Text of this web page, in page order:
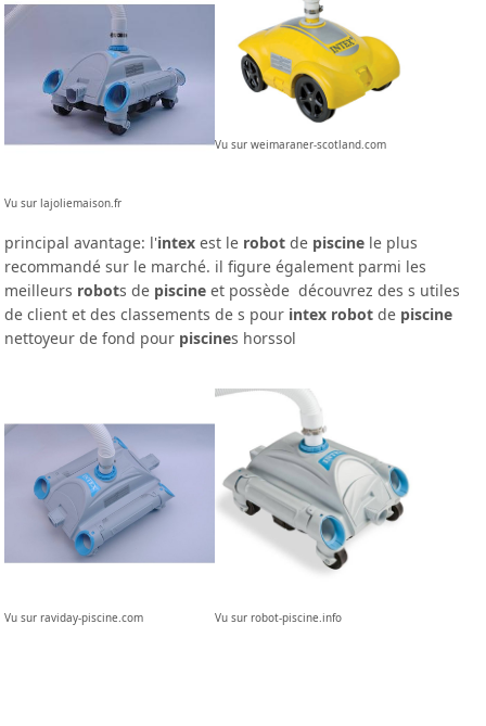
Vu sur lajoliemaison.fr
Vu sur weimaraner-scotland.com
principal avantage: l'intex est le robot de piscine le plus
recommandé sur le marché. il figure également parmi les
meilleurs robots de piscine et possède découvrez des s utiles
de client et des classements de s pour intex robot de piscine
nettoyeur de fond pour piscines horssol
Vu sur raviday-piscine.com Vu sur robot-piscine.info